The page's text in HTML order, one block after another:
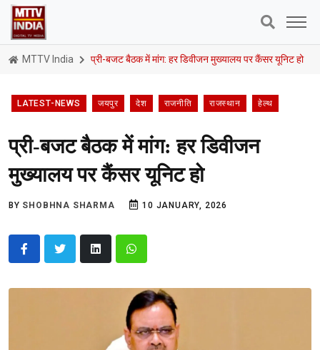
MTTV India प्री-बजट बैठक में मांग: हर डिवीजन मुख्यालय पर कैंसर यूनिट हो
LATEST-NEWS जयपुर देश राजनीति राजस्थान हेल्थ
प्री-बजट बैठक में मांग: हर डिवीजन
मुख्यालय पर कैंसर यूनिट हो
BY SHOBHNA SHARMA 10 JANUARY, 2026